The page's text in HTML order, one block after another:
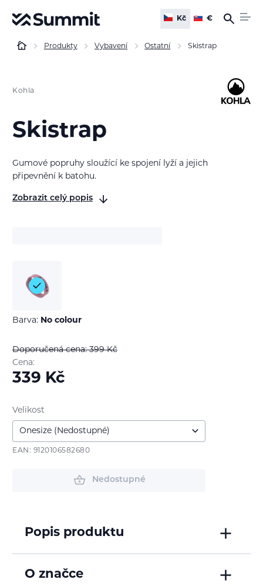
Kč €
Produkty Vybavení Ostatní Skistrap
Kohla
Skistrap
Gumové popruhy sloužící ke spojení lyží a jejich
připevnění k batohu.
Zobrazit celý popis
Barva: No colour
Doporučená cena: 399Kč
Cena:
339 Kč
Velikost
EAN: 9120106582680
Nedostupné
Popis produktu
O značce